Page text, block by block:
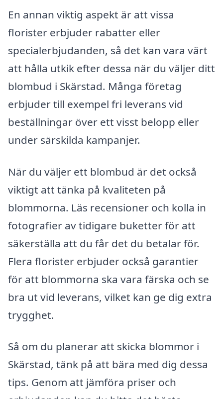
En annan viktig aspekt är att vissa
florister erbjuder rabatter eller
specialerbjudanden, så det kan vara värt
att hålla utkik efter dessa när du väljer ditt
blombud i Skärstad. Många företag
erbjuder till exempel fri leverans vid
beställningar över ett visst belopp eller
under särskilda kampanjer.
När du väljer ett blombud är det också
viktigt att tänka på kvaliteten på
blommorna. Läs recensioner och kolla in
fotografier av tidigare buketter för att
säkerställa att du får det du betalar för.
Flera florister erbjuder också garantier
för att blommorna ska vara färska och se
bra ut vid leverans, vilket kan ge dig extra
trygghet.
Så om du planerar att skicka blommor i
Skärstad, tänk på att bära med dig dessa
tips. Genom att jämföra priser och